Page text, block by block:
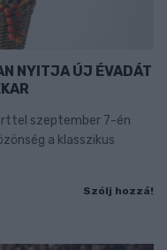
NYITJA ÚJ ÉVADÁT
szeptember 7-én
a klasszikus
Szólj hozzá!